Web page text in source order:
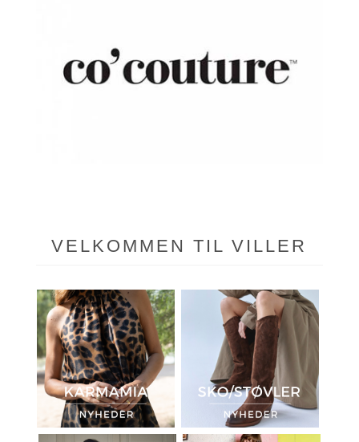
AJ117
VELKOMMEN TIL VILLER